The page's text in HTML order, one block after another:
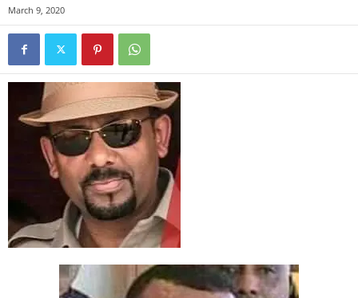
March 9, 2020